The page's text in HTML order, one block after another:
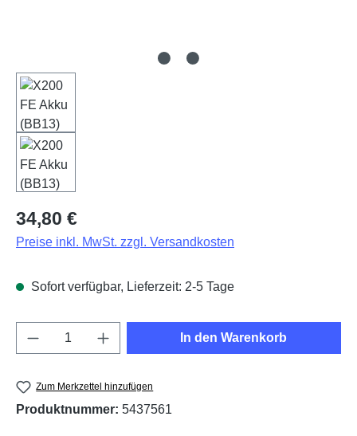
Regulärer Preis:
34,80 €
Preise inkl. MwSt. zzgl. Versandkosten
Sofort verfügbar, Lieferzeit: 2-5 Tage
Produkt Anzahl: Gib den gewünschten
In den Warenkorb
Zum Merkzettel hinzufügen
Produktnummer: 5437561